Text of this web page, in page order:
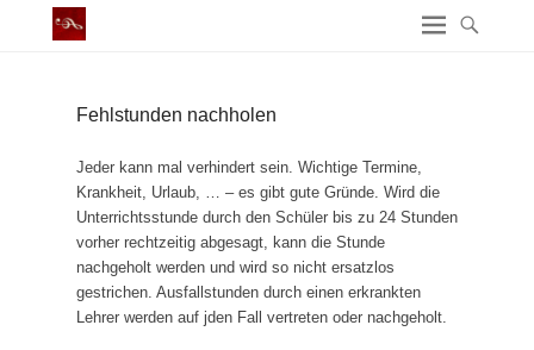
Fehlstunden nachholen
Jeder kann mal verhindert sein. Wichtige Termine,
Krankheit, Urlaub, … – es gibt gute Gründe. Wird die
Unterrichtsstunde durch den Schüler bis zu 24 Stunden
vorher rechtzeitig abgesagt, kann die Stunde
nachgeholt werden und wird so nicht ersatzlos
gestrichen. Ausfallstunden durch einen erkrankten
Lehrer werden auf jden Fall vertreten oder nachgeholt.